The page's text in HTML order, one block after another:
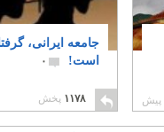
جامعه ایرانی،
است!
۰
۱۱۷۸ پخش